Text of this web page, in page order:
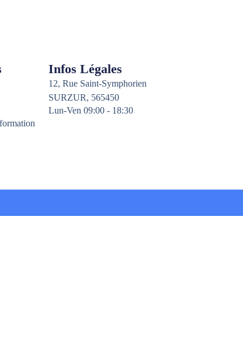
Infos Légales
12, Rue Saint-Symphorien
SURZUR, 565450
Lun-Ven 09:00 - 18:30